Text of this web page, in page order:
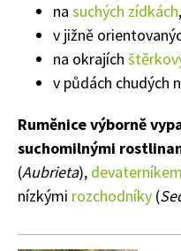
na suchých zídkách,
v jižně
na okrajích
v půdách chudých
Ruměnice výborně
suchomilnými
(Aubrieta), devaterníkem
nízkými rozchodníky (